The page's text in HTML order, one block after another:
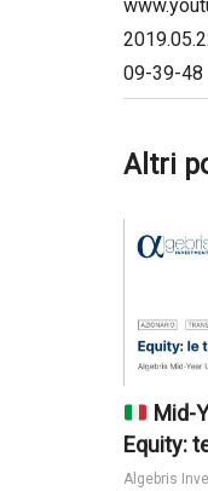
Altri
Mid-
Equity:
Algebris